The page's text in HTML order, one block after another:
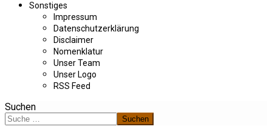
Sonstiges
Impressum
Datenschutzerklärung
Disclaimer
Nomenklatur
Unser Team
Unser Logo
RSS Feed
Suchen
Suchen